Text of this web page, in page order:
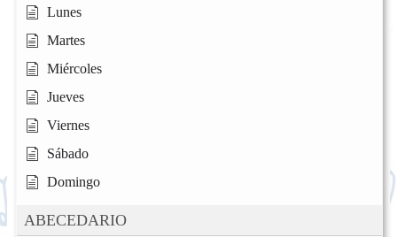
Lunes
Martes
Miércoles
Jueves
Viernes
Sábado
Domingo
ABECEDARIO